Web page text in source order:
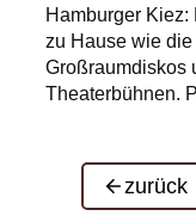
Hamburger
zu Hause wie
Großraumdiskos
Theaterbühnen.
zurück